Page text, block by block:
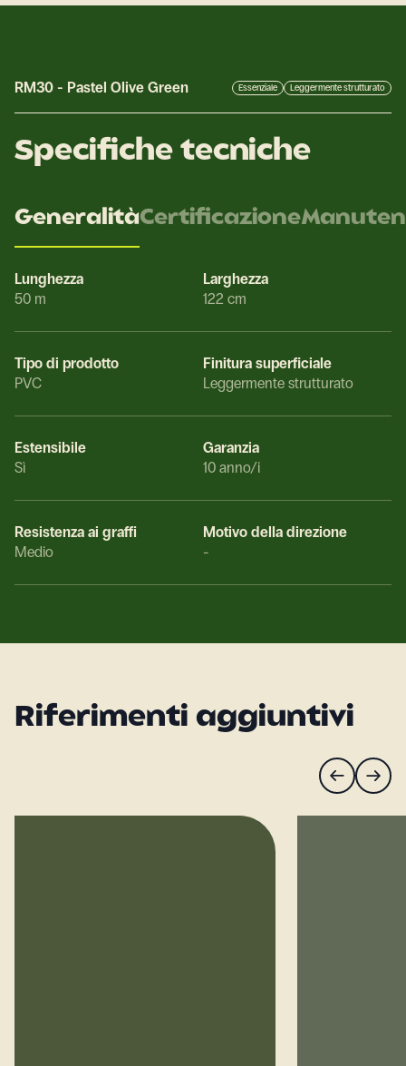
RM30 - Pastel Olive Green Essenziale Leggermente strutturato
Specifiche tecniche
GeneralitàCertificazione
Lunghezza
50 m
Larghezza
122 cm
Tipo di prodotto
PVC
Finitura superficiale
Leggermente strutturato
Estensibile
Sì
Garanzia
10 anno/i
Resistenza ai graffi
Medio
Motivo della direzione
-
Riferimenti aggiuntivi